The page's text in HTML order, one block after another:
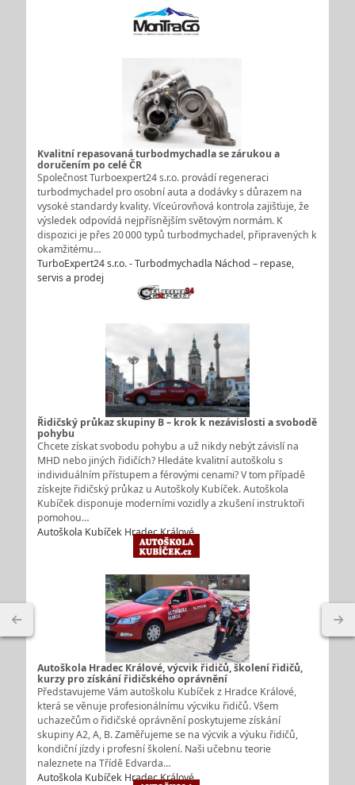
Kvalitní repasovaná turbodmychadla se zárukou a
doručením po celé ČR
Společnost Turboexpert24 s.r.o. provádí regeneraci
turbodmychadel pro osobní auta a dodávky s důrazem na
vysoké standardy kvality. Víceúrovňová kontrola zajišťuje, že
výsledek odpovídá nejpřísnějším světovým normám. K
dispozici je přes 20 000 typů turbodmychadel, připravených k
okamžitému…
TurboExpert24 s.r.o. - Turbodmychadla Náchod – repase,
servis a prodej
Řidičský průkaz skupiny B – krok k nezávislosti a svobodě
pohybu
Chcete získat svobodu pohybu a už nikdy nebýt závislí na
MHD nebo jiných řidičích? Hledáte kvalitní autoškolu s
individuálním přístupem a férovými cenami? V tom případě
získejte řidičský průkaz u Autoškoly Kubíček. Autoškola
Kubíček disponuje moderními vozidly a zkušení instruktoři
pomohou…
Autoškola Kubíček Hradec Králové
Autoškola Hradec Králové, výcvik řidičů, školení řidičů,
kurzy pro získání řidičského oprávnění
Představujeme Vám autoškolu Kubíček z Hradce Králové,
která se věnuje profesionálnímu výcviku řidičů. Všem
uchazečům o řidičské oprávnění poskytujeme získání
skupiny A2, A, B. Zaměřujeme se na výcvik a výuku řidičů,
kondiční jízdy i profesní školení. Naši učebnu teorie
naleznete na Třídě Edvarda…
Autoškola Kubíček Hradec Králové